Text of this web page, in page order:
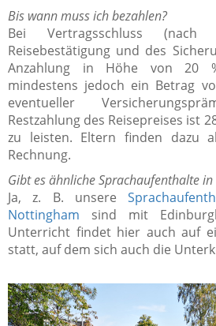
Bis wann muss ich bezahlen?
Bei Vertragsschluss (nach
Reisebestätigung und des
Anzahlung in Höhe von 20
mindestens jedoch ein Betrag
eventueller
Restzahlung des Reisepreises ist
zu leisten. Eltern finden dazu
Rechnung.
Gibt es ähnliche Sprachaufenthalte
Ja, z. B. unsere
Nottingham sind mit
Unterricht findet hier auch auf
statt, auf dem sich auch die